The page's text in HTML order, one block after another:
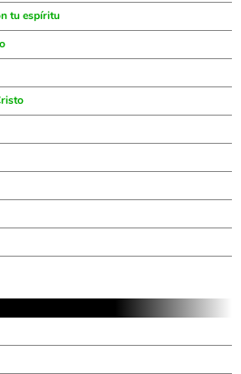
tu espíritu